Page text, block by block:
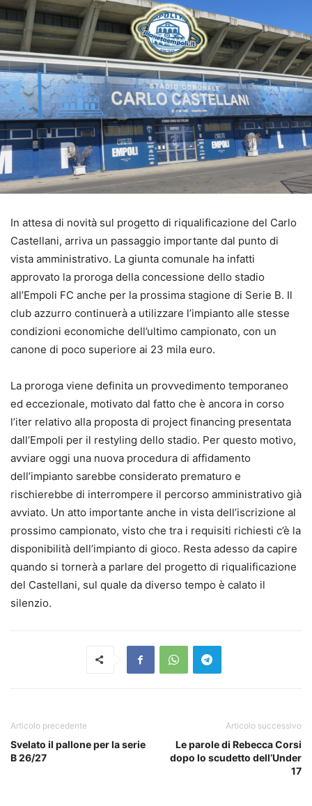
In attesa di novità sul progetto di riqualificazione del Carlo
Castellani, arriva un passaggio importante dal punto di
vista amministrativo. La giunta comunale ha infatti
approvato la proroga della concessione dello stadio
all’Empoli FC anche per la prossima stagione di Serie B. Il
club azzurro continuerà a utilizzare l’impianto alle stesse
condizioni economiche dell’ultimo campionato, con un
canone di poco superiore ai 23 mila euro.
La proroga viene definita un provvedimento temporaneo
ed eccezionale, motivato dal fatto che è ancora in corso
l’iter relativo alla proposta di project financing presentata
dall’Empoli per il restyling dello stadio. Per questo motivo,
avviare oggi una nuova procedura di affidamento
dell’impianto sarebbe considerato prematuro e
rischierebbe di interrompere il percorso amministrativo già
avviato. Un atto importante anche in vista dell’iscrizione al
prossimo campionato, visto che tra i requisiti richiesti c’è la
disponibilità dell’impianto di gioco. Resta adesso da capire
quando si tornerà a parlare del progetto di riqualificazione
del Castellani, sul quale da diverso tempo è calato il
silenzio.
Articolo precedente
Svelato il pallone per la serie
B 26/27
Articolo successivo
Le parole di Rebecca Corsi
dopo lo scudetto dell’Under
17